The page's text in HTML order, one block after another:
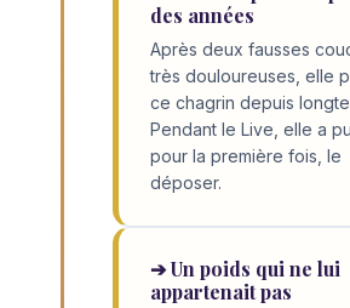
des années
Après deux fausses
très douloureuses, elle
ce chagrin depuis
Pendant le Live, elle a pu,
pour la première fois, le
déposer.
➔ Un poids qui ne lui
appartenait pas